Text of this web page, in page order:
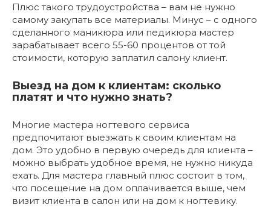
Плюс такого трудоустройства – вам не нужно
самому закупать все материалы. Минус – с одного
сделанного маникюра или педикюра мастер
зарабатывает всего 55-60 процентов от той
стоимости, которую заплатил салону клиент.
Выезд на дом к клиентам: сколько
платят и что нужно знать?
Многие мастера ногтевого сервиса
предпочитают выезжать к своим клиентам на
дом. Это удобно в первую очередь для клиента –
можно выбрать удобное время, не нужно никуда
ехать. Для мастера главный плюс состоит в том,
что посещение на дом оплачивается выше, чем
визит клиента в салон или на дом к ногтевику.